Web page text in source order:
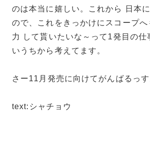
のは本当に嬉しい。これから 日本
ので、これをきっかけにスコープ
力 して貰いたいな～って1発目の仕
いうちから考えてます。
さー11月発売に向けてがんばるっす
text:シャチョウ